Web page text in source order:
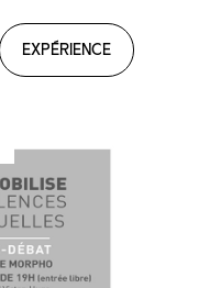
EXPÉRIENCE